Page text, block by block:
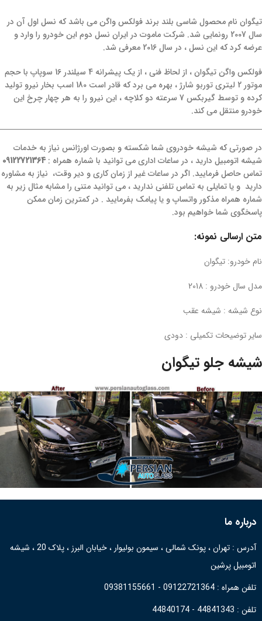
تیگوان نام محصول شاسی بلند برند فولکس واگن می باشد که نسل اول آن در
سال 2007 رونمایی شد. شرکت ماموت در ایران نسل دوم این خودرو را وارد و
عرضه کرد که این نسل ، در سال 2016 معرفی شد.
فولکس واگن تیگوان ، از لحاظ فنی ، از یک پیشرانه 4 سیلندر 16 سوپاپ با حجم
موتور 2 لیتری توربو شارژ ، بهره می برد که قادر است 180 اسب بخار نیرو تولید
کرده و توسط گیربکس 7 سرعته دو کلاچه ، این نیرو را به هر چهار چرخ این
خودرو منتقل می کند.
در صورتی که شیشه خودروی شما شکسته و بصورت اورژانس نیاز به خدمات
شیشه اتومبیل دارید ، در ساعات اداری می توانید با شماره همراه :09122721364
تماس حاصل فرمایید. اگر در ساعات غیر از زمان کاری و دیر وقت، نیاز به مشاوره
دارید و یا تمایلی به تماس تلفنی ندارید ، می توانید متنی را مشابه مثال زیر به
شماره همراه مذکور واتساپ و یا پیامک بفرمایید . در کمترین زمان ممکن
پاسخگوی شما خواهیم بود.
متن ارسالی نمونه:
نام خودرو: تیگوان
مدل سال خودرو : 2018
نوع شیشه : شیشه عقب
سایر توضیحات تکمیلی : دودی
شیشه جلو تیگوان
درباره ما
آدرس : تهران ، پونک شمالی ، سیمون بولیوار ، خیابان البرز ، پلاک 20 ، شیشه
اتومبیل پرشین
تلفن همراه : 09122721364 - 09381155661
تلفن : 44841343 - 44840174